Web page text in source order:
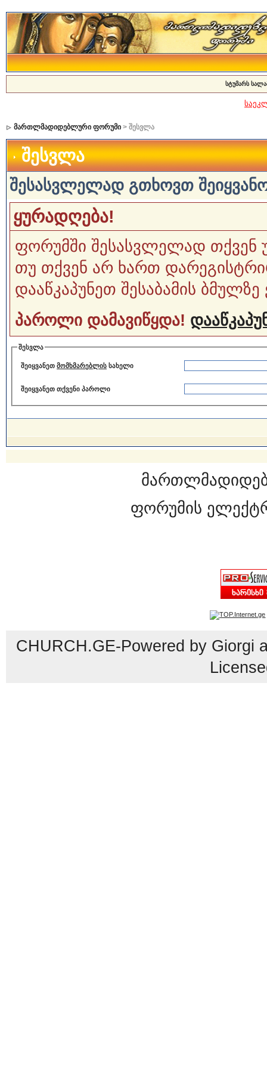
სტუმარს
მართლმადიდებლური ფორუმი> შესვლა
შესვლა
შესასვლელად გთხოვთ
ყურადღება!
ფორუმში შესასვლელად თქვენ
თუ თქვენ არ ხართ
დააწკაპუნეთ შესაბამის
პაროლი დამავიწყდა!
შესვლა
შეიყვანეთმომხმარებლის სახელი
შეიყვანეთ თქვენი პაროლი
ფორუმის
CHURCH.GE-Powered by Giorgi